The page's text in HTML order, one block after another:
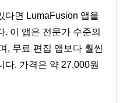
다면 LumaFusion 앱을
이 앱은 전문가 수준의
, 무료 편집 앱보다 훨씬
다. 가격은 약 27,000원